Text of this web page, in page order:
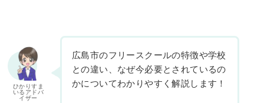
ひかりすま
いるアドバ
イザー
広島市のフリースクールの特徴や学校
との違い、なぜ今必要とされているの
かについてわかりやすく解説します！